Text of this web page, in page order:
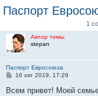
Паспорт
1
Автор темы
stepan
Паспорт Евросоюза
С
о
16 окт 2019, 17:29
Всем привет! Моей